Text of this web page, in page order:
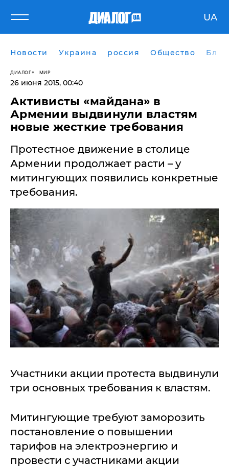
UA
Новости Украина россия Общество
ДИАЛОГ МИР
26 июня 2015, 00:40
Активисты «майдана» в
Армении выдвинули властям
новые жесткие требования
Протестное движение в столице
Армении продолжает расти – у
митингующих появились конкретные
требования.
Участники акции протеста выдвинули
три основных требования к властям.
Митингующие требуют заморозить
постановление о повышении
тарифов на электроэнергию и
провести с участниками акции